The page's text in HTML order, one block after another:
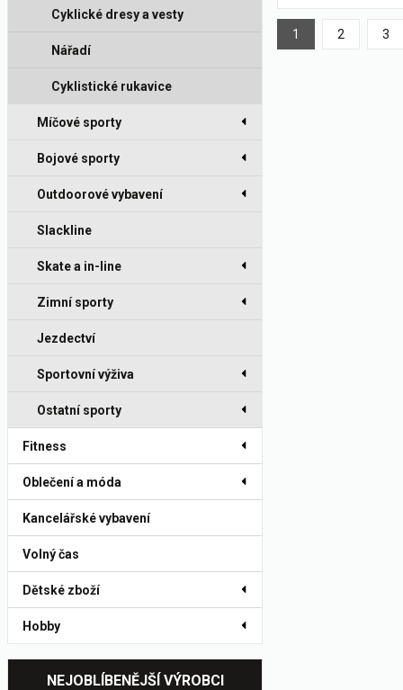
Cyklické dresy a vesty
Nářadí
Cyklistické rukavice
Míčové sporty
Bojové sporty
Outdoorové vybavení
Slackline
Skate a in-line
Zimní sporty
Jezdectví
Sportovní výživa
Ostatní sporty
Fitness
Oblečení a móda
Kancelářské vybavení
Volný čas
Dětské zboží
Hobby
NEJOBLÍBENĚJŠÍ VÝROBCI
1 2 3